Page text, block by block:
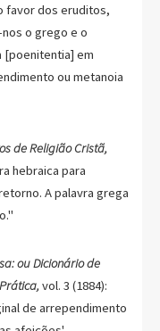
favor dos eruditos,
o grego e o
[poenitentia] em
ou metanoia
de Religião Cristã,
hebraica para
A palavra grega
ou Dicionário de
vol. 3 (1884):
de arrependimento